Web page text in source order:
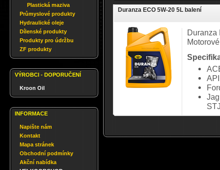
Plastická maziva
Průmyslové produkty
Hydraulické oleje
Dílenské produkty
Produkty pro údržbu
ZF produkty
VÝROBCI - DOPORUČENÍ
Kroon Oil
INFORMACE
Napište nám
Kontakt
Mapa stránek
Obchodní podmínky
Akční nabídka
Duranza ECO 5W-20 5L balení
Duranza